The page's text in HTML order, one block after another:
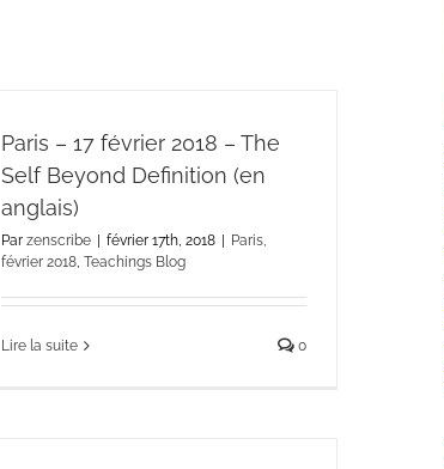
Paris – 17 février 2018 – The
Self Beyond Definition (en
anglais)
Parzenscribe | février 17th, 2018 | Paris,
février 2018 ,Teachings Blog
Lire la suite 0